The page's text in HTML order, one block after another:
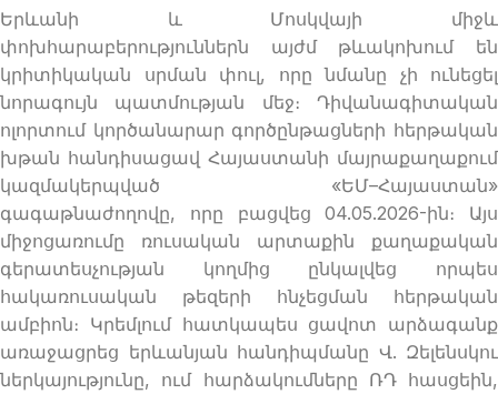
Երևանի և Մոսկվայի միջև
փոխհարաբերություններն այժմ թևակոխում են
կրիտիկական սրման փուլ, որը նմանը չի ունեցել
նորագույն պատմության մեջ։ Դիվանագիտական
ոլորտում կործանարար գործընթացների հերթական
խթան հանդիսացավ Հայաստանի մայրաքաղաքում
կազմակերպված «ԵՄ–Հայաստան»
գագաթնաժողովը, որը բացվեց 04.05.2026-ին։ Այս
միջոցառումը ռուսական արտաքին քաղաքական
գերատեսչության կողմից ընկալվեց որպես
հակառուսական թեզերի հնչեցման հերթական
ամբիոն։ Կրեմլում հատկապես ցավոտ արձագանք
առաջացրեց երևանյան հանդիպմանը Վ. Զելենսկու
ներկայությունը, ում հարձակումները ՌԴ հասցեին,